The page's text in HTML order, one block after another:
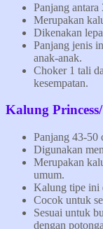
Panjang antara
Merupakan
Dikenakan
Panjang jenis
anak-anak.
Choker 1 tali
kesempatan.
Kalung
Panjang 43-50
Digunakan
Merupakan
umum.
Kalung tipe ini
Cocok untuk
Sesuai untuk
dengan